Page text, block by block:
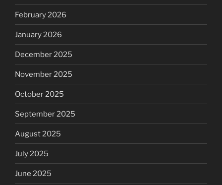
February 2026
January 2026
December 2025
November 2025
October 2025
September 2025
August 2025
July 2025
June 2025